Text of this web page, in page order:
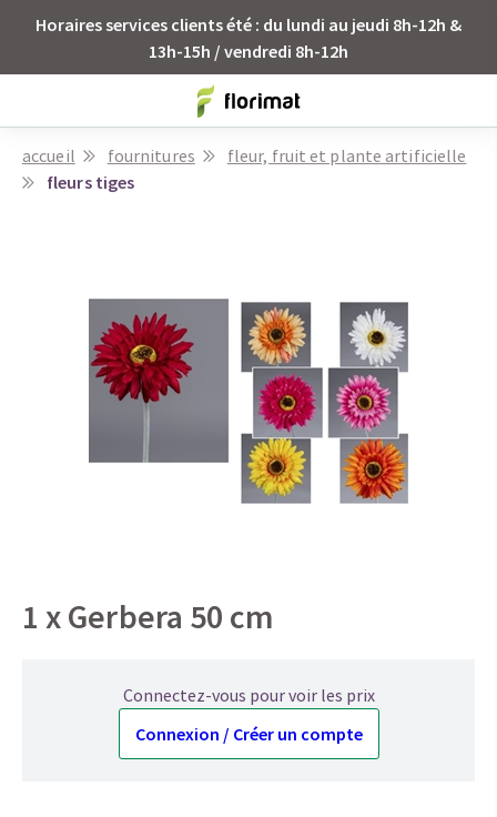
Horaires services clients été : du lundi au jeudi 8h-12h &
13h-15h / vendredi 8h-12h
accueil fournitures
fleur, fruit et plante artificielle
fleurs tiges
1 x Gerbera 50 cm
Connectez-vous pour voir les prix
Connexion / Créer un compte